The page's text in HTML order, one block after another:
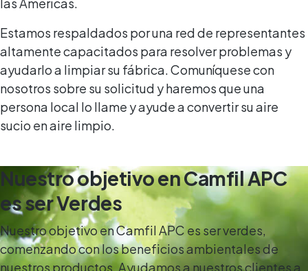
Estamos respaldados por una red de representantes
altamente capacitados para resolver problemas y
ayudarlo a limpiar su fábrica. Comuníquese con
nosotros sobre su solicitud y haremos que una
persona local lo llame y ayude a convertir su aire
sucio en aire limpio.
Nuestro objetivo en Camfil APC
es ser Verdes
Nuestro objetivo en Camfil APC es ser verdes,
comenzando con los beneficios ambientales de
nuestros productos. Ayudamos a nuestros clientes a